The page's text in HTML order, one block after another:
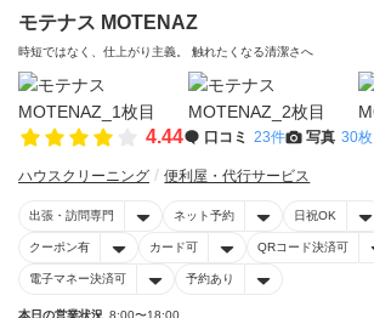
モテナス MOTENAZ
時短ではなく、仕上がり主義。 触れたくなる清潔さへ
4.44 口コミ 23件 写真 30枚
ハウスクリーニング 便利屋・代行サービス
出張・訪問専門 ネット予約 日祝OK
クーポン有 カード可 QRコード決済可
電子マネー決済可 予約あり
本日の営業状況 8:00〜18:00